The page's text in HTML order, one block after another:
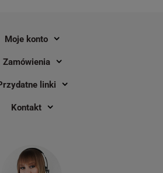
Moje konto
Zamówienia
linki
Kontakt